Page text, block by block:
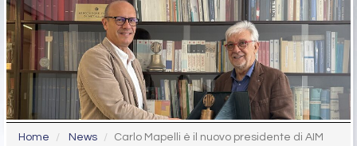
Home News Carlo Mapelli è il nuovo presidente di AIM